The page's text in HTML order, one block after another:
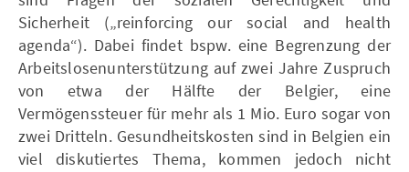
Sicherheit („reinforcing our social and health
agenda“). Dabei findet bspw. eine Begrenzung der
Arbeitslosenunterstützung auf zwei Jahre Zuspruch
von etwa der Hälfte der Belgier, eine
Vermögenssteuer für mehr als 1 Mio. Euro sogar von
zwei Dritteln. Gesundheitskosten sind in Belgien ein
viel diskutiertes Thema, kommen jedoch nicht